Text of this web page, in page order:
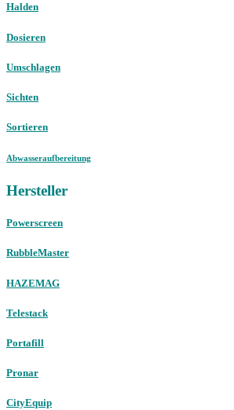
Halden
Dosieren
Umschlagen
Sichten
Sortieren
Abwasseraufbereitung
Hersteller
Powerscreen
RubbleMaster
HAZEMAG
Telestack
Portafill
Pronar
CityEquip